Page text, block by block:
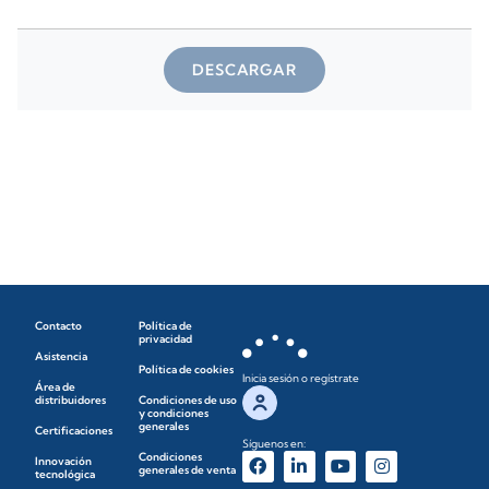
DESCARGAR
Contacto
Asistencia
Área de
distribuidores
Certificaciones
Innovación
tecnológica
Política de
privacidad
Política de cookies
Condiciones de uso
y condiciones
generales
Condiciones
generales de venta
Inicia sesión o regístrate
Síguenos en: